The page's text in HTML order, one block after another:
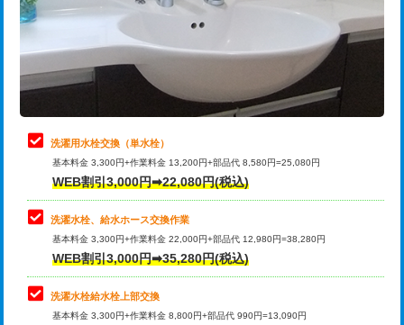
給水管工事※（塩ビ管（VP・HI）使
用（追加）/3ｍ超え)
給水管工事※（ライニング鋼管・銅
管・ポリ管・HT管使用/3ｍまで)
44,000円
給水管工事※（ライニング鋼管・銅
管・ポリ管・HT管使用/3ｍ超え)
排水管工事（土の掘削・埋め戻し作
業）
排水管工事（排水管工事/3ｍまで） 55,000円
排水管工事（追加 排水管工事/3ｍ超
え）
桝清掃
止水・漏水調査・防水処理・清掃・修
理・調整・分解・加工など（軽作業）
11,000円
止水・漏水調査・防水処理・清掃・修
理・調整・分解・加工など（中作業）
22,000円
止水・漏水調査・防水処理・清掃・修
理・調整・分解・加工など（重作業）
33,000円
キッチンタンク脱着
その他部品の脱着
交換・取付（タンク）
洗濯用水栓交換（単水栓）
基本料金 3,300円+作業料金 13,200円+部品代 8,580円=25,080円
WEB割引3,000円➡22,080円(税込)
洗濯水栓、給水ホース交換作業
基本料金 3,300円+作業料金 22,000円+部品代 12,980円=38,280円
WEB割引3,000円➡35,280円(税込)
洗濯水栓給水栓上部交換
基本料金 3,300円+作業料金 8,800円+部品代 990円=13,090円